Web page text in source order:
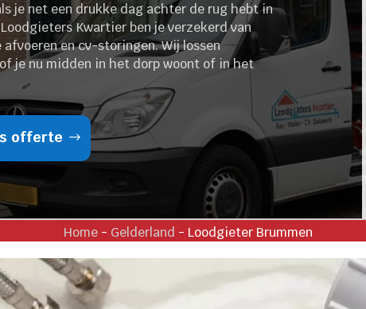
je net een drukke dag achter de rug hebt in
Kwartier ben je verzekerd van
en cv-storingen. Wij lossen
je nu midden in het dorp woont of in het
offerte
Home- Gelderland - Loodgieter Brummen